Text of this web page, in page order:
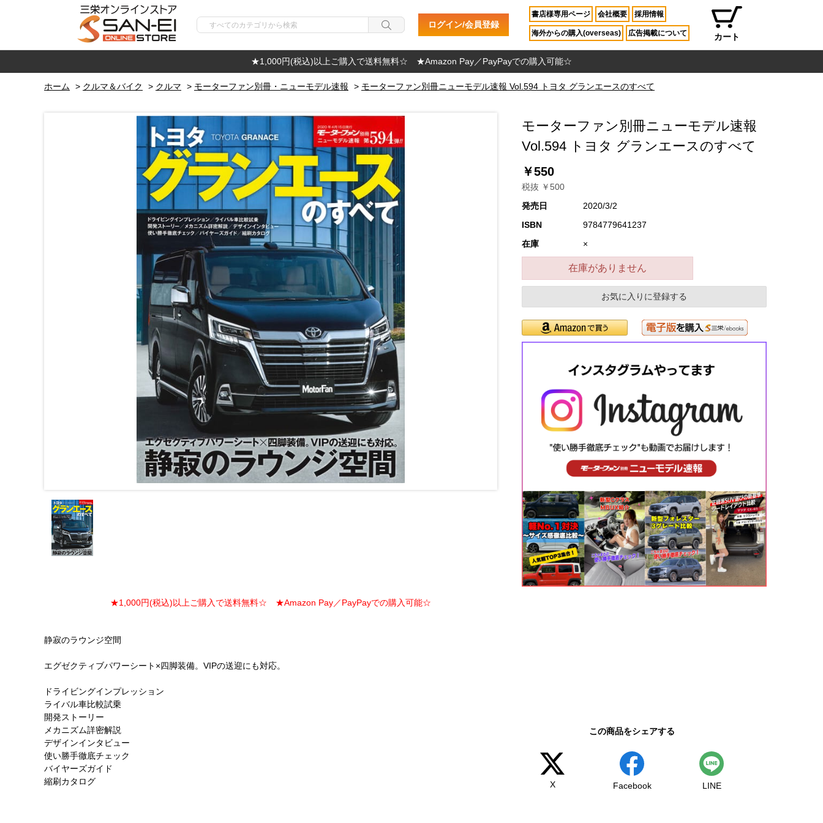
ログイン/会員登録
書店様専用ページ 会社概要 採用情報
海外からの購入(overseas) 広告掲載について カート
★1,000円(税込)以上ご購入で送料無料☆ ★Amazon Pay／PayPayでの購入可能☆
ホーム > クルマ＆バイク > クルマ > モーターファン別冊・ニューモデル速報 > モーターファン別冊ニューモデル速報 Vol.594 トヨタ グランエースのすべて
★1,000円(税込)以上ご購入で送料無料☆ ★Amazon Pay／PayPayでの購入可能☆
静寂のラウンジ空間
エグゼクティブパワーシート×四脚装備。VIPの送迎にも対応。
ドライビングインプレッション
ライバル車比較試乗
開発ストーリー
メカニズム詳密解説
デザインインタビュー
使い勝手徹底チェック
バイヤーズガイド
縮刷カタログ
モーターファン別冊ニューモデル速報
Vol.594 トヨタ グランエースのすべて
￥550
税抜 ￥500
発売日
2020/3/2
ISBN
9784779641237
在庫
×
在庫がありません
お気に入りに登録する
この商品をシェアする
X Facebook LINE